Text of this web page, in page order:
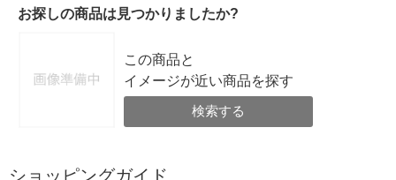
お探しの商品は見つかりましたか?
この商品と
イメージが近い商品を探す
検索する
ショッピングガイド